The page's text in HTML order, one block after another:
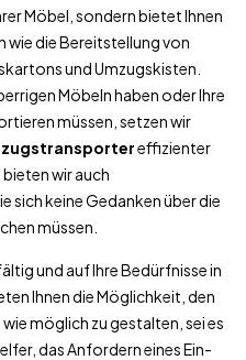
Möbel, sondern bietet Ihnen
wie die Bereitstellung von
und Umzugskisten.
Möbeln haben oder Ihre
müssen, setzen wir
effizienter
wir auch
sich keine Gedanken über die
müssen.
und auf Ihre Bedürfnisse in
Ihnen die Möglichkeit, den
möglich zu gestalten, sei es
das Anfordern eines Ein-